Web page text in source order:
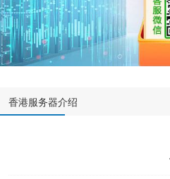
香港服务器介绍